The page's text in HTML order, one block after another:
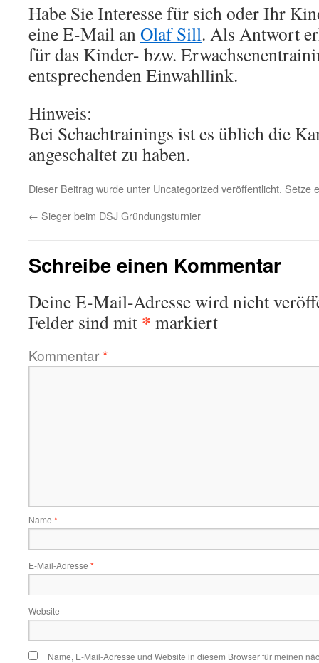
Habe Sie Interesse für sich oder Ihr
eine E-Mail anOlaf Sill. Als Antwort
für das Kinder- bzw.
entsprechenden Einwahllink.
Hinweis:
Bei Schachtrainings ist es üblich die
angeschaltet zu haben.
Dieser Beitrag wurde unter Uncategorized veröffentlicht. Setze
← Sieger beim DSJ Gründungsturnier
Schreibe einen Kommentar
Deine E-Mail-Adresse wird nicht
Felder sind mit * markiert
Kommentar*
Name *
E-Mail-Adresse *
Website
Name, E-Mail-Adresse und Website in diesem Browser für meinen